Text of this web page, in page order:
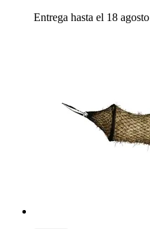
Entrega hasta el 18 agosto